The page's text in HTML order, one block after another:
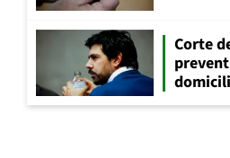
Corte